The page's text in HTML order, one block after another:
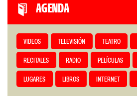
AGENDA
VIDEOS TELEVISIÓN TEATRO
RECITALES RADIO PELÍCULAS
LUGARES LIBROS INTERNET